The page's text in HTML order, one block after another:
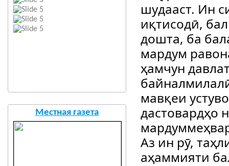
Местная газета
шудааст. Ин
иқтисодӣ,
дошта, ба
мардум
ҳамчун
мавқеи
дастовардҳо
Аз ин рӯ,
аҳаммияти